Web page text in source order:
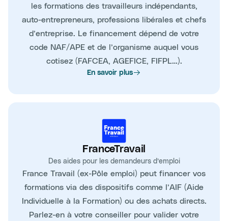
les formations des travailleurs indépendants,
auto-entrepreneurs, professions libérales et chefs
d’entreprise. Le financement dépend de votre
code NAF/APE et de l’organisme auquel vous
cotisez (FAFCEA, AGEFICE, FIFPL…).
En savoir plus
FranceTravail
Des aides pour les demandeurs d’emploi
France Travail (ex-Pôle emploi) peut financer vos
formations via des dispositifs comme l’AIF (Aide
Individuelle à la Formation) ou des achats directs.
Parlez-en à votre conseiller pour valider votre